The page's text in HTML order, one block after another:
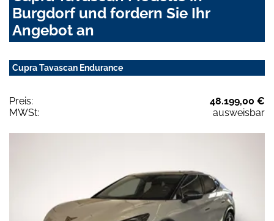
Burgdorf und fordern Sie Ihr
Angebot an
Cupra Tavascan Endurance
Preis:
48.199,00 €
MWSt:
ausweisbar